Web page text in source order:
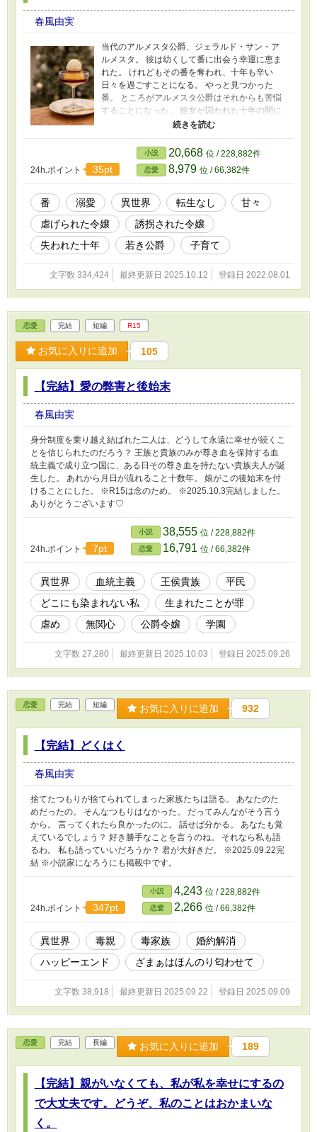
春風由実
当代のアルメスタ公爵、ジェラルド・サン・ア
ルメスタ。 彼は幼くして番に出会う幸運に恵ま
れた。 けれどもその番を奪われ、十年も辛い
日々を過ごすことになる。 やっと見つかった
番。 ところがアルメスタ公爵はそれからも苦悩
することになった。 彼女が囚われた十年の間に
虐げられてすっかり心を失っていたからであ
も心を動かさない。 番としてすぐに愛し合えな
い絶望感はまた彼を苦しめるが。 情緒が育って
いないなら、今から育てていけばいい。 これは
十年虐げられて心を止めてしまった一人の女性
が、愛されながら失った心を取り戻すまでの成
長記録。 「せいでぃ、ぷりんたべる」 「せいで
ぃ、たのちっ」 「せいでぃ、るどといっしょで
す」 次第にアルメスタ公爵邸に明るい声が響く
ようになってきた。 なお彼女の知らないところ
で、十年前に彼女を奪った者たちは制裁を受け
ていく。 ──失われた心は取り戻せるものだろう
か？── ※R15は念のためです。 ※カクヨム、
小説家になろう、にも掲載しています。
※2025.08.25 おかげさまで無事完結しました。
※完結後もセイディちゃんと愉快な仲間たちの
小話は続きます。良ければ引き続きお楽しみく
ださいませ。 シリアスなお話になる予定だった
24h.ポイント 35pt
小説 20,668 位 / 228,882件
恋愛 8,979 位 / 66,382件
番 溺愛 異世界 転生なし
甘々
虐げられた令嬢
誘拐された令嬢
失われた十年
若き公爵 子育て
文字数 334,424 最終更新日 2025.10.12 登録日 2022.08.01
恋愛 完結 短編 R15
お気に入りに追加 105
【完結】愛の弊害と後始末
春風由実
身分制度を乗り越え結ばれた二人は、どうして永遠に幸せが続くこ
とを信じられたのだろう？ 王族と貴族のみが尊き血を保持する血
統主義で成り立つ国に、ある日その尊き血を持たない貴族夫人が誕
生した。 あれから月日が流れること十数年。 娘がこの後始末を付
けることにした。 ※R15は念のため。 ※2025.10.3完結しました。
ありがとうございます♡
24h.ポイント 7pt
小説 38,555 位 / 228,882件
恋愛 16,791 位 / 66,382件
異世界 血統主義 王侯貴族
平民
どこにも染まれない私
生まれたことが罪
虐め
無関心 公爵令嬢 学園
文字数 27,280 最終更新日 2025.10.03 登録日 2025.09.26
恋愛 完結 短編 お気に入りに追加 932
【完結】どくはく
春風由実
捨てたつもりが捨てられてしまった家族たちは語る。 あなたのた
めだったの。 そんなつもりはなかった。 だってみんながそう言う
から。 言ってくれたら良かったのに。 話せば分かる。 あなたも覚
えているでしょう？ 好き勝手なことを言うのね。 それなら私も語
るわ。 私も語っていいだろうか？ 君が大好きだ。 ※2025.09.22完
結 ※小説家になろうにも掲載中です。
24h.ポイント 347pt
小説 4,243 位 / 228,882件
恋愛 2,266 位 / 66,382件
異世界 毒親 毒家族
婚約解消
ハッピーエンド
ざまぁはほんのり匂わせて
文字数 38,918 最終更新日 2025.09.22 登録日 2025.09.09
恋愛 完結 長編 お気に入りに追加 189
【完結】親がいなくても、私が私を幸せにするの
で大丈夫です。どうぞ、私のことはおかまいな
く。